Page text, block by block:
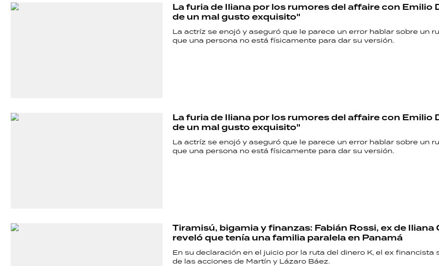
La furia de Iliana por los rumores del affaire con Emilio
de un mal gusto exquisito"
La actríz se enojó y aseguró que le parece un error hablar sobre un
que una persona no está físicamente para dar su versión.
La furia de Iliana por los rumores del affaire con Emilio
de un mal gusto exquisito"
La actríz se enojó y aseguró que le parece un error hablar sobre un
que una persona no está físicamente para dar su versión.
Tiramisú, bigamia y finanzas: Fabián Rossi, ex de Iliana
reveló que tenía una familia paralela en Panamá
En su declaración en el juicio por la ruta del dinero K, el ex financista
de las acciones de Martín y Lázaro Báez.